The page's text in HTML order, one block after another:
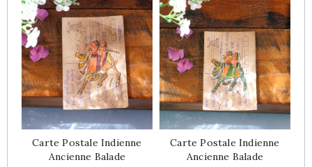
Carte Postale Indienne
Ancienne Balade
Carte Postale Indienne
Ancienne Balade